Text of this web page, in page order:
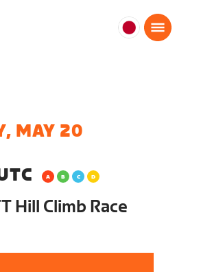
日
MAY 20
Hill Climb Race